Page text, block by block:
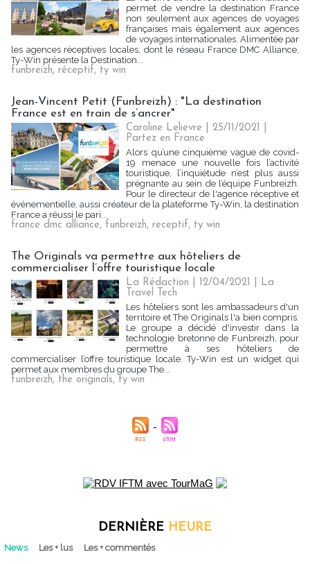
permet de vendre la destination France
non seulement aux agences de voyages
françaises mais également aux agences
de voyages internationales. Alimentée par
les agences réceptives locales, dont le réseau France DMC Alliance,
Ty-Win présente la Destination...
funbreizh, réceptif, ty win
Jean-Vincent Petit (Funbreizh) : "La destination
France est en train de s’ancrer"
Caroline Lelievre | 25/11/2021
Partez en France
Alors qu’une cinquième vague de covid-
19 menace une nouvelle fois l’activité
touristique, l’inquiétude n’est plus aussi
prégnante au sein de l’équipe Funbreizh.
Pour le directeur de l'agence réceptive et
événementielle, aussi créateur de la plateforme Ty-Win, la destination
France a réussi le pari...
france dmc alliance, funbreizh, receptif, ty win
The Originals va permettre aux hôteliers de
commercialiser l’offre touristique locale
La Rédaction | 12/04/2021
La
Travel Tech
Les hôteliers sont les ambassadeurs d'un
territoire et The Originals l'a bien compris.
Le groupe a décidé d'investir dans la
technologie bretonne de Funbreizh, pour
permettre à ses hôteliers de
commercialiser l’offre touristique locale. Ty-Win est un widget qui
permet aux membres du groupe The...
funbreizh, the originals, ty win
DERNIÈRE HEURE
News Les + lus Les + commentés